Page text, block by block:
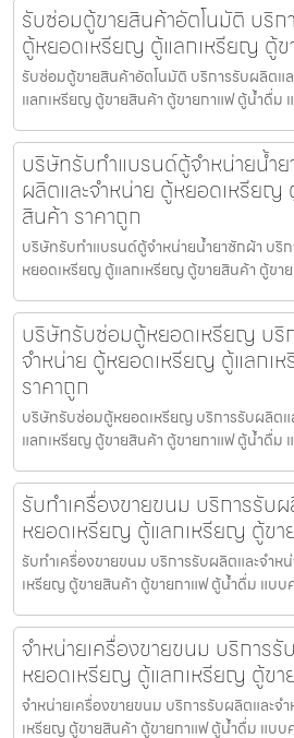
รับซ่อมตู้ขายสินค้า​อัตโนมัติ บริก
ตู้หยอดเหรียญ ตู้แลกเหรียญ ตู้ข
รับซ่อมตู้ขายสินค้า​อัตโนมัติ บริการรับผลิตแ
แลกเหรียญ ตู้ขายสินค้า ตู้ขายกาแฟ ตู้น้ำดื่ม
บริษัทรับทำแบรนด์ตู้จำหน่ายน้ำ
ผลิตและจำหน่าย ตู้หยอดเหรีย
สินค้า ราคาถูก
บริษัทรับทำแบรนด์ตู้จำหน่ายน้ำยาซักผ้า บริ
หยอดเหรียญ ตู้แลกเหรียญ ตู้ขายสินค้า ตู้ขา
บริษัทรับซ่อมตู้หยอดเหรียญ บริ
จำหน่าย ตู้หยอดเหรียญ ตู้แลกเ
ราคาถูก
บริษัทรับซ่อมตู้หยอดเหรียญ บริการรับผลิต
แลกเหรียญ ตู้ขายสินค้า ตู้ขายกาแฟ ตู้น้ำดื่ม
รับทำเครื่องขายขนม บริการรับ
หยอดเหรียญ ตู้แลกเหรียญ ตู้ขา
รับทำเครื่องขายขนม บริการรับผลิตและจำ
เหรียญ ตู้ขายสินค้า ตู้ขายกาแฟ ตู้น้ำดื่ม แบบ
จำหน่ายเครื่องขายขนม บริการ
หยอดเหรียญ ตู้แลกเหรียญ ตู้ขา
จำหน่ายเครื่องขายขนม บริการรับผลิตและ
เหรียญ ตู้ขายสินค้า ตู้ขายกาแฟ ตู้น้ำดื่ม แบบ